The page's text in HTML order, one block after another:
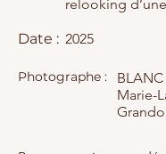
relooking
Date : 2025
Photographe :
Marie-